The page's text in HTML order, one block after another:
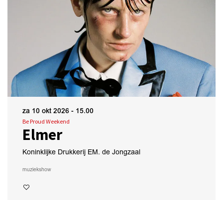
Elmer
Be Proud Weekend
za 10 okt 2026 - 15.00
Koninklijke Drukkerij EM. de Jongzaal
muziekshow